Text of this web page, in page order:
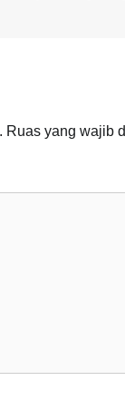
Ruas yang wajib